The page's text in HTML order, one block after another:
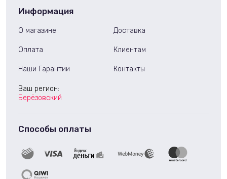
Информация
О магазине Доставка
Оплата Клиентам
Наши Гарантии Контакты
Ваш регион:
Берёзовский
Способы оплаты